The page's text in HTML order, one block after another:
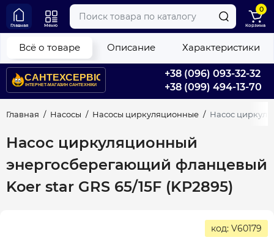
+38 (096) 093-32-32
+38 (099) 494-13-70
Главная Меню
0
Корзина
Главная Насосы Насосы циркуляционные Насос
Насос циркуляционный
энергосберегающий фланцевый
Koer star GRS 65/15F (KP2895)
Всё о товаре Описание Характеристики
код: V60179